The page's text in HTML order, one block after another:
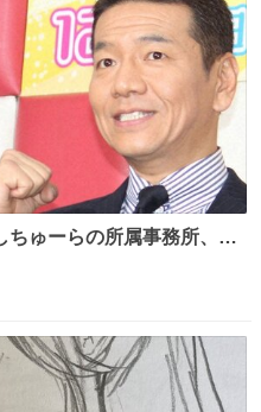
ちゅーらの所属事務所、被
article/detail… くり
子らが所属する芸能事務
を寄付したことを公表し